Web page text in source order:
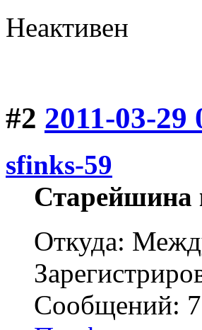
Неактивен
#2 2011-03-29
sfinks-59
Старейшина
Откуда:
Сообщений: